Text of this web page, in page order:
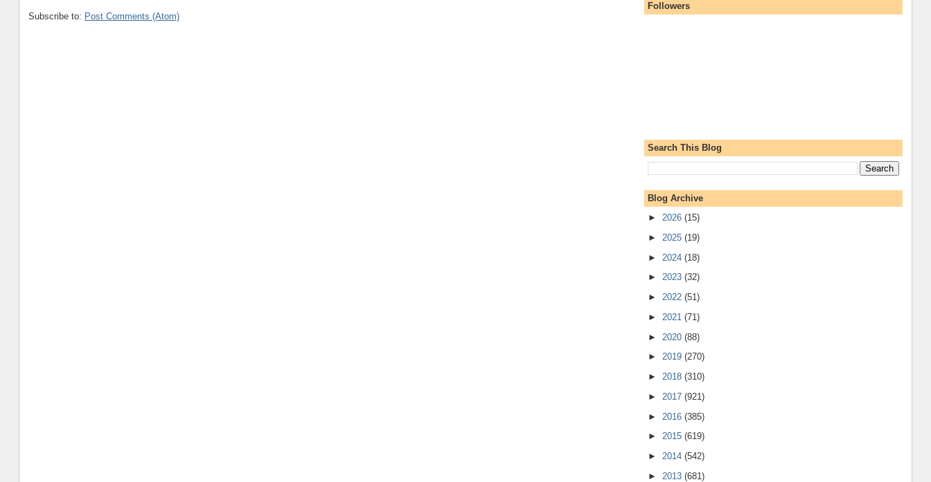
Subscribe to: Post Comments (Atom)
Followers
Search This Blog
Blog Archive
► 2026 (15)
► 2025 (19)
► 2024 (18)
► 2023 (32)
► 2022 (51)
► 2021 (71)
► 2020 (88)
► 2019 (270)
► 2018 (310)
► 2017 (921)
► 2016 (385)
► 2015 (619)
► 2014 (542)
► 2013 (681)